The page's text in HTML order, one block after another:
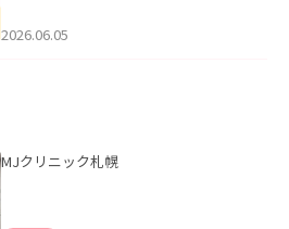
2026.06.05
MJクリニック札幌